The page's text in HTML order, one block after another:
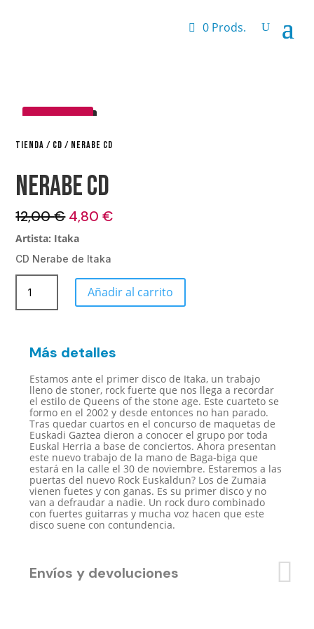
0 Prods.
¡OFERTA!
TIENDA / CD / NERABE CD
Nerabe CD
12,00€ El
precio
original
era:
12,00 €.
4,80€
4,80 €.
Artista: Itaka
CD Nerabe de Itaka
CD
cantidad
Añadir al carrito
Más detalles
Estamos ante el primer disco de Itaka, un trabajo
lleno de stoner, rock fuerte que nos llega a recordar
el estilo de Queens of the stone age. Este cuarteto se
formo en el 2002 y desde entonces no han parado.
Tras quedar cuartos en el concurso de maquetas de
Euskadi Gaztea dieron a conocer el grupo por toda
Euskal Herria a base de conciertos. Ahora presentan
este nuevo trabajo de la mano de Baga-biga que
estará en la calle el 30 de noviembre. Estaremos a las
puertas del nuevo Rock Euskaldun? Los de Zumaia
vienen fuetes y con ganas. Es su primer disco y no
van a defraudar a nadie. Un rock duro combinado
con fuertes guitarras y mucha voz hacen que este
disco suene con contundencia.
Envíos y devoluciones